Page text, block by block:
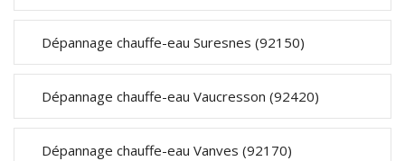
Dépannage chauffe-eau Suresnes (92150)
Dépannage chauffe-eau Vaucresson (92420)
Dépannage chauffe-eau Vanves (92170)